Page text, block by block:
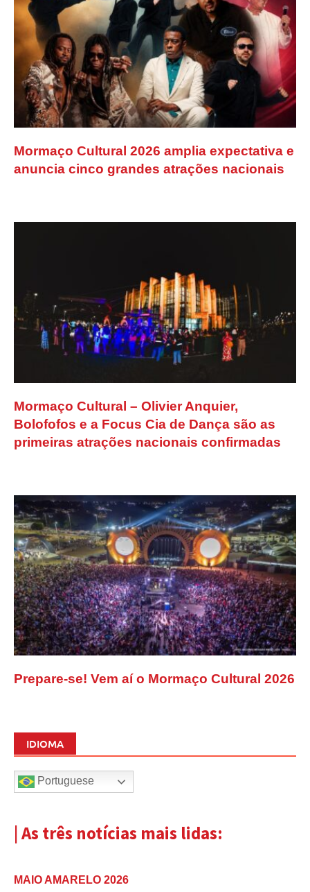
Mormaço Cultural 2026 amplia expectativa e
anuncia cinco grandes atrações nacionais
Mormaço Cultural – Olivier Anquier,
Bolofofos e a Focus Cia de Dança são as
primeiras atrações nacionais confirmadas
Prepare-se! Vem aí o Mormaço Cultural 2026
IDIOMA
Portuguese
| As três notícias mais lidas:
MAIO AMARELO 2026